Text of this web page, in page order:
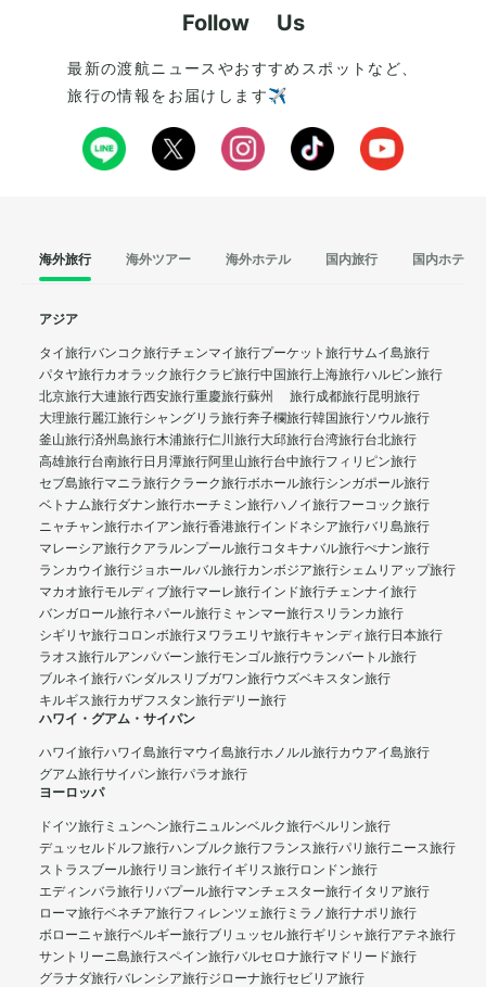
Follow Us
最新の渡航ニュースやおすすめスポットなど、
旅行の情報をお届けします✈️
海外旅行 海外ツアー 海外ホテル 国内旅行 国内ホテル
アジア
タイ旅行バンコク旅行チェンマイ旅行プーケット旅行サムイ島旅行
パタヤ旅行カオラック旅行クラビ旅行中国旅行上海旅行ハルビン旅行
北京旅行大連旅行西安旅行重慶旅行蘇州 旅行成都旅行昆明旅行
大理旅行麗江旅行シャングリラ旅行奔子欄旅行韓国旅行ソウル旅行
釜山旅行済州島旅行木浦旅行仁川旅行大邱旅行台湾旅行台北旅行
高雄旅行台南旅行日月潭旅行阿里山旅行台中旅行フィリピン旅行
セブ島旅行マニラ旅行クラーク旅行ボホール旅行シンガポール旅行
ベトナム旅行ダナン旅行ホーチミン旅行ハノイ旅行フーコック旅行
ニャチャン旅行ホイアン旅行香港旅行インドネシア旅行バリ島旅行
マレーシア旅行クアラルンプール旅行コタキナバル旅行ぺナン旅行
ランカウイ旅行ジョホールバル旅行カンボジア旅行シェムリアップ旅行
マカオ旅行モルディブ旅行マーレ旅行インド旅行チェンナイ旅行
バンガロール旅行ネパール旅行 ミャンマー旅行スリランカ旅行
シギリヤ旅行コロンボ旅行ヌワラエリヤ旅行キャンディ旅行日本旅行
ラオス旅行ルアンパバーン旅行モンゴル旅行ウランバートル旅行
ブルネイ旅行バンダルスリブガワン旅行ウズベキスタン旅行
キルギス旅行カザフスタン旅行デリー旅行
ハワイ・グアム・サイパン
ハワイ旅行ハワイ島旅行マウイ島旅行ホノルル旅行カウアイ島旅行
グアム旅行サイパン旅行パラオ旅行
ヨーロッパ
ドイツ旅行 ミュンヘン旅行ニュルンベルク旅行ベルリン旅行
デュッセルドルフ旅行ハンブルク旅行フランス旅行パリ旅行ニース旅行
ストラスブール旅行リヨン旅行イギリス旅行ロンドン旅行
エディンバラ旅行リバプール旅行マンチェスター旅行イタリア旅行
ローマ旅行ベネチア旅行フィレンツェ旅行 ミラノ旅行ナポリ旅行
ボローニャ旅行ベルギー旅行ブリュッセル旅行ギリシャ旅行アテネ旅行
サントリーニ島旅行スペイン旅行バルセロナ旅行マドリード旅行
グラナダ旅行バレンシア旅行ジローナ旅行セビリア旅行